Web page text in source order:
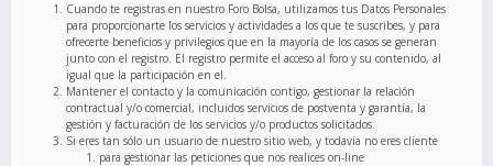
Cuando te registras en nuestro Foro Bolsa, utilizamos tus Datos Personales
para proporcionarte los servicios y actividades a los que te suscribes, y para
ofrecerte beneficios y privilegios que en la mayoría de los casos se generan
junto con el registro. El registro permite el acceso al foro y su contenido, al
igual que la participación en el.
Mantener el contacto y la comunicación contigo, gestionar la relación
contractual y/o comercial, incluidos servicios de postventa y garantía, la
gestión y facturación de los servicios y/o productos solicitados.
Si eres tan sólo un usuario de nuestro sitio web, y todavía no eres cliente
para gestionar las peticiones que nos realices on-line